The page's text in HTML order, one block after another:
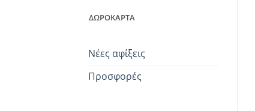
ΔΩΡΟΚΑΡΤΑ
Νέες αφίξεις
Προσφορές